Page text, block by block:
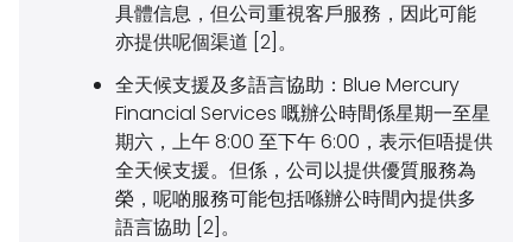
具體信息，但公司重視客戶服務，因此可能
亦提供呢個渠道 [2]。
全天候支援及多語言協助： Blue Mercury
Financial Services 嘅辦公時間係星期一至星
期六，上午 8:00 至下午 6:00，表示佢唔提供
全天候支援。但係，公司以提供優質服務為
榮，呢啲服務可能包括喺辦公時間內提供多
語言協助 [2]。